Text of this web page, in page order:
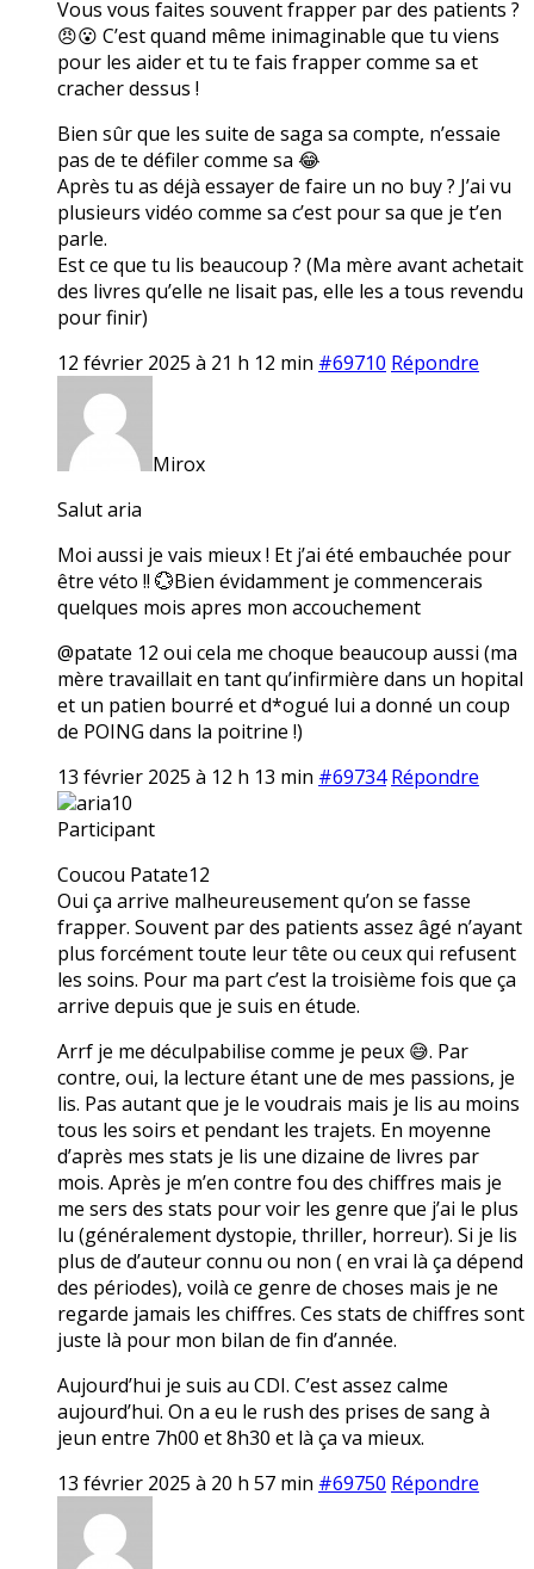
Vous vous faites souvent frapper par des patients ?
😠😮 C’est quand même inimaginable que tu viens
pour les aider et tu te fais frapper comme sa et
cracher dessus !
Bien sûr que les suite de saga sa compte, n’essaie
pas de te défiler comme sa 😂
Après tu as déjà essayer de faire un no buy ? J’ai vu
plusieurs vidéo comme sa c’est pour sa que je t’en
parle.
Est ce que tu lis beaucoup ? (Ma mère avant achetait
des livres qu’elle ne lisait pas, elle les a tous revendu
pour finir)
12 février 2025 à 21 h 12 min #69710 Répondre
Mirox
Salut aria
Moi aussi je vais mieux ! Et j’ai été embauchée pour
être véto !! 💮Bien évidamment je commencerais
quelques mois apres mon accouchement
@patate 12 oui cela me choque beaucoup aussi (ma
mère travaillait en tant qu’infirmière dans un hopital
et un patien bourré et d*ogué lui a donné un coup
de POING dans la poitrine !)
13 février 2025 à 12 h 13 min #69734 Répondre
aria10
Participant
Coucou Patate12
Oui ça arrive malheureusement qu’on se fasse
frapper. Souvent par des patients assez âgé n’ayant
plus forcément toute leur tête ou ceux qui refusent
les soins. Pour ma part c’est la troisième fois que ça
arrive depuis que je suis en étude.
Arrf je me déculpabilise comme je peux 😅. Par
contre, oui, la lecture étant une de mes passions, je
lis. Pas autant que je le voudrais mais je lis au moins
tous les soirs et pendant les trajets. En moyenne
d’après mes stats je lis une dizaine de livres par
mois. Après je m’en contre fou des chiffres mais je
me sers des stats pour voir les genre que j’ai le plus
lu (généralement dystopie, thriller, horreur). Si je lis
plus de d’auteur connu ou non ( en vrai là ça dépend
des périodes), voilà ce genre de choses mais je ne
regarde jamais les chiffres. Ces stats de chiffres sont
juste là pour mon bilan de fin d’année.
Aujourd’hui je suis au CDI. C’est assez calme
aujourd’hui. On a eu le rush des prises de sang à
jeun entre 7h00 et 8h30 et là ça va mieux.
13 février 2025 à 20 h 57 min #69750 Répondre